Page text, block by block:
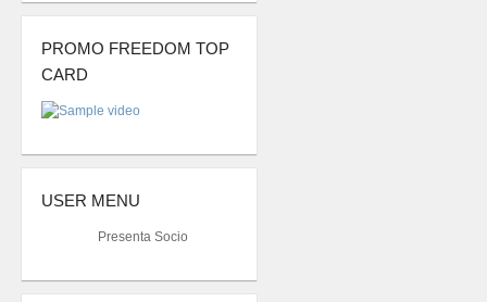
PROMO FREEDOM TOP
CARD
USER MENU
Presenta Socio